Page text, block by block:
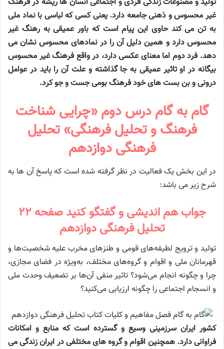
غیر محسوس و ذهنی جامعه دارد. یعنی کسی که لباسی با نماد ملی
به تن می کند حاوی این پیام است که باور عمیقی به رهنگ غیر
محسوس دارد و همین دلیل آن را در نمادهای محسوس نشان می
دهد. فرد دوم اما معنای عکسی دارد، در واقع فرهنگ غیر محسوس
بیگانه در او تاثیر عمیقی به جا گذاشته و علت آن را باید در عوامل
درونی و بن بست های خود فرهنگ بومی جست و جو کرد.
گام به گام درس دوم «چرایی شناخت
فرهنگ و تحلیل فرهنگی» تحلیل
فرهنگی دوازدهم
در این بخش یک فعالیت در نظر گرفته شده است که پاسخ آن ها به
شرح زیر می باشد:
جواب هم اندیشی و گفتگو کنید صفحه ۲۲
تحلیل فرهنگی دوازدهم
تولید و ترویج لطیفه‌های قومی و طنزهای مخرب علیه شخصیت‌ها و
قهرمانان ملی و اقوام و گروه‌های مختلف، به‌ویژه در فضای مجازی،
چرا و چگونه انجام می‌شود؟ تاثیر منفی آن‌ها بر تضعیف وحدت ملی
و انسجام اجتماعی را چگونه ارزیابی می‌کنید؟
کشور ایران سرزمینی وسیع و گسترده است که منابع و امکانات
فراوانی دارد. همچنین اقوام و گروه های مختلفی در ایران زندگی می